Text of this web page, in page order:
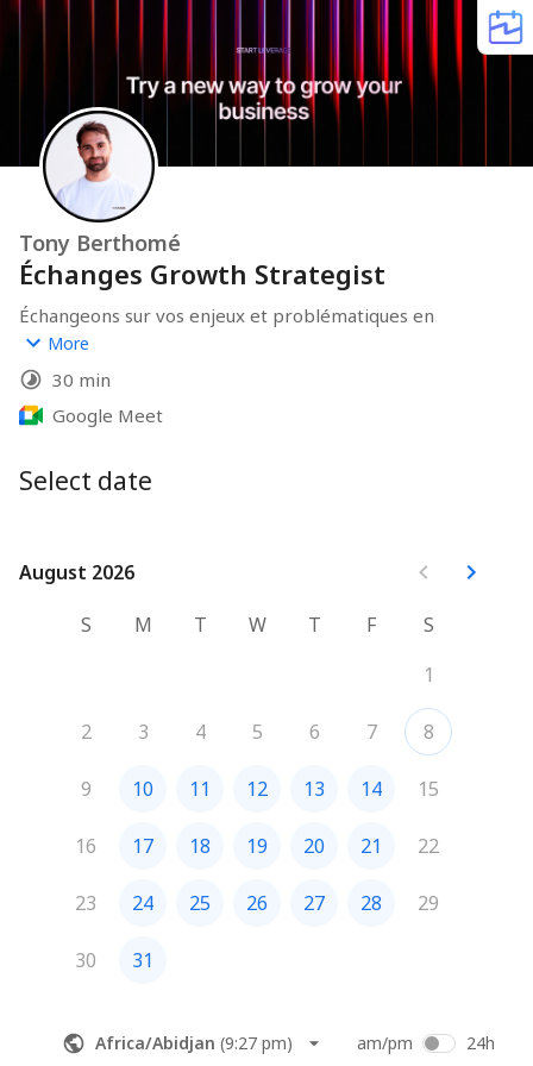
Tony Berthomé
Échanges Growth Strategist
Échangeons sur vos enjeux et problématiques en
growth, ainsi que les possibilités d'accompagnement de
Leverage. Cet échange de 30 minutes est gratuit, sans
engagement, et se passe directement avec le CEO &
Growth Strategist de l'agence.
Let's grow!
More
30 min
Google Meet
Select date
August 2026
August 2026
S
M T W T F
S
1
2 3 4 5 6 7 8
9 10 11 12 13 14 15
16 17 18 19 20 21 22
23 24 25 26 27 28 29
30 31
Africa/Abidjan (9:27 pm) am/pm 24h